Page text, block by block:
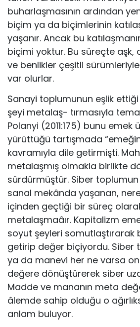
buharlaşmasının ardından
biçim ya da biçimlerinin
yaşanır. Ancak bu
biçimi yoktur. Bu süreçte aşk,
ve benlikler çeşitli
var olurlar.
Sanayi toplumunun eşlik
şeyi metalaş- tırmasıyla
Polanyi (2011:175) bunu emek
yürüttüğü tartışmada
kavramıyla dile getirmişti.
metalaşmış olmakla birlikte
sürdürmüştür. Siber
sanal mekânda yaşanan,
içinden geçtiği bir süreç
metalaşmaâır. Kapitalizm
soyut şeyleri somutlaştırarak
getirip değer biçiyordu. Siber
ya da manevi her ne varsa
değere dönüştürerek siber
Madde ve mananın meta
âlemde sahip olduğu o
anlam buluyor.